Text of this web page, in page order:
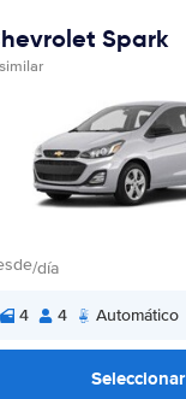
Spark
/día
4 4 Automático
Seleccionar